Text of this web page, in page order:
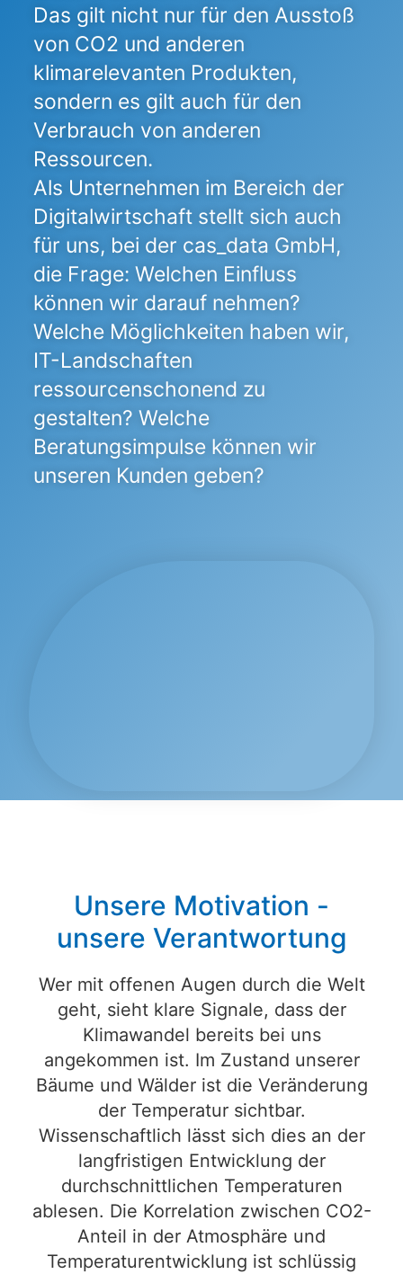
Das gilt nicht nur für den Ausstoß
von CO2 und anderen
klimarelevanten Produkten,
sondern es gilt auch für den
Verbrauch von anderen
Ressourcen.
Als Unternehmen im Bereich der
Digitalwirtschaft stellt sich auch
für uns, bei der cas_data GmbH,
die Frage: Welchen Einfluss
können wir darauf nehmen?
Welche Möglichkeiten haben wir,
IT-Landschaften
ressourcenschonend zu
gestalten? Welche
Beratungsimpulse können wir
unseren Kunden geben?
Unsere Motivation -
unsere Verantwortung
Wer mit offenen Augen durch die Welt
geht, sieht klare Signale, dass der
Klimawandel bereits bei uns
angekommen ist. Im Zustand unserer
Bäume und Wälder ist die Veränderung
der Temperatur sichtbar.
Wissenschaftlich lässt sich dies an der
langfristigen Entwicklung der
durchschnittlichen Temperaturen
ablesen. Die Korrelation zwischen CO2-
Anteil in der Atmosphäre und
Temperaturentwicklung ist schlüssig